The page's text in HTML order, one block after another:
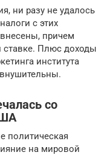
ни разу не удалось
с этих
причем
ставке. Плюс доходы
института
со
политическая
на мировой